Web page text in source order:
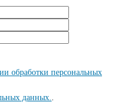
обработки персональных
данных..